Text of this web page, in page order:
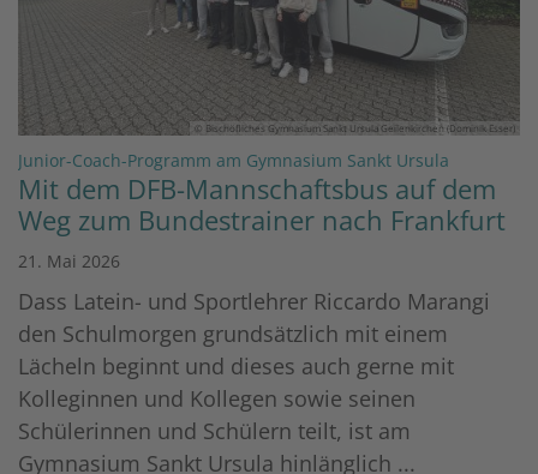
© Bischöfliches Gymnasium Sankt Ursula Geilenkirchen (Dominik Esser)
Junior-Coach-Programm am Gymnasium Sankt Ursula
Mit dem DFB-Mannschaftsbus auf dem
Weg zum Bundestrainer nach Frankfurt
21. Mai 2026
Dass Latein- und Sportlehrer Riccardo Marangi
den Schulmorgen grundsätzlich mit einem
Lächeln beginnt und dieses auch gerne mit
Kolleginnen und Kollegen sowie seinen
Schülerinnen und Schülern teilt, ist am
Gymnasium Sankt Ursula hinlänglich ...